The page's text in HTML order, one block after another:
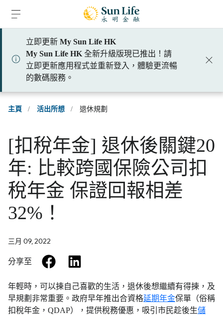
立即更新 My Sun Life HK
My Sun Life HK 全新升級版現已推出！請
立即更新應用程式並重新登入，體驗更流暢
的數碼服務。
主頁 / 活出所想 / 退休規劃
[扣稅年金] 退休後關鍵20
年: 比較跨國保險公司扣
稅年金 保證回報相差
32%！
三月 09, 2022
分享至 facebook
年輕時，可以揀自己喜歡的生活，退休後想繼續有得揀，及
早規劃非常重要。政府早年推出合資格延期年金保單（俗稱
扣稅年金，QDAP），提供稅務優惠，吸引市民趁後生儲